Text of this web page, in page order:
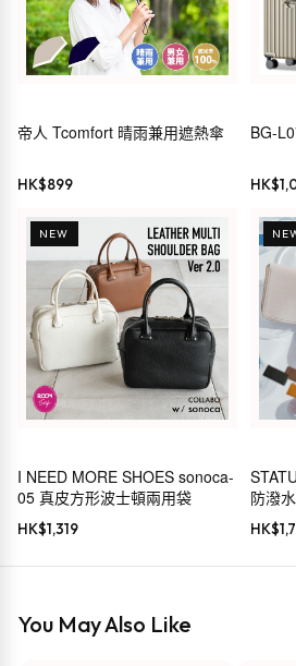
帝人 Tcomfort 晴雨兼用遮熱傘
HK$899
BG-
HK$
NEW
I NEED MORE SHOES sonoca-
05 真皮方形波士頓兩用袋
HK$1,319
防潑
HK$
You May Also Like